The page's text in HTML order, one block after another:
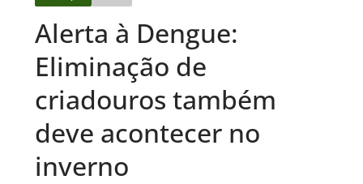
Alerta à Dengue:
Eliminação de
criadouros também
deve acontecer no
inverno